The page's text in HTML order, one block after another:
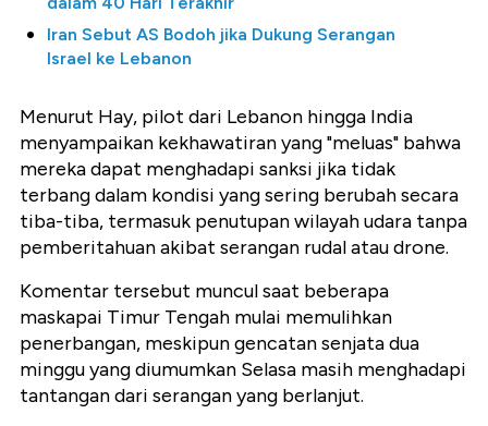
Iran Sebut AS Bodoh jika Dukung Serangan
Israel ke Lebanon
Menurut Hay, pilot dari Lebanon hingga India
menyampaikan kekhawatiran yang "meluas" bahwa
mereka dapat menghadapi sanksi jika tidak
terbang dalam kondisi yang sering berubah secara
tiba-tiba, termasuk penutupan wilayah udara tanpa
pemberitahuan akibat serangan rudal atau drone.
Komentar tersebut muncul saat beberapa
maskapai Timur Tengah mulai memulihkan
penerbangan, meskipun gencatan senjata dua
minggu yang diumumkan Selasa masih menghadapi
tantangan dari serangan yang berlanjut.